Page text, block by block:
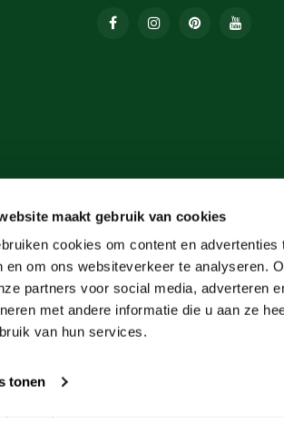
maakt gebruik van cookies
cookies om content en
en om ons websiteverkeer te analyseren.
partners voor social media, adverteren
met andere informatie die u aan ze
van hun services.
tonen